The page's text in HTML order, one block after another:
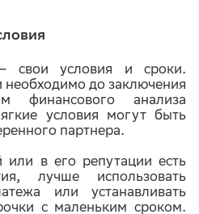
свои условия и сроки.
необходимо до заключения
анализа
условия могут быть
партнера.
или в его репутации есть
лучше использовать
или устанавливать
с маленьким сроком.